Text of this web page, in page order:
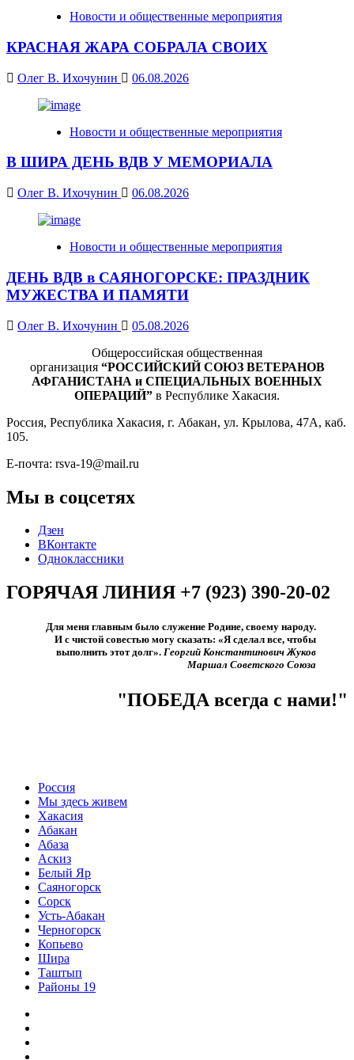
Новости и общественные мероприятия
КРАСНАЯ ЖАРА СОБРАЛА СВОИХ
Олег В. Ихочунин 06.08.2026
Новости и общественные мероприятия
В ШИРА ДЕНЬ ВДВ У МЕМОРИАЛА
Олег В. Ихочунин 06.08.2026
Новости и общественные мероприятия
ДЕНЬ ВДВ в САЯНОГОРСКЕ: ПРАЗДНИК
МУЖЕСТВА И ПАМЯТИ
Олег В. Ихочунин
05.08.2026
Общероссийская общественная
организация “РОССИЙСКИЙ СОЮЗ ВЕТЕРАНОВ
АФГАНИСТАНА и СПЕЦИАЛЬНЫХ ВОЕННЫХ
ОПЕРАЦИЙ” в Республике Хакасия.
Россия, Республика Хакасия, г. Абакан, ул. Крылова, 47А, каб.
105.
Е-почта: rsva-19@mail.ru
Мы в соцсетях
Дзен
ВКонтакте
Одноклассники
ГОРЯЧАЯ ЛИНИЯ +7 (923) 390-20-02
Для меня главным было служение Родине, своему народу.
И с чистой совестью могу сказать: «Я сделал все, чтобы
выполнить этот долг».​ Георгий Константинович Жуков
Маршал Советского Союза
"ПОБЕДА всегда с нами!"
Россия
Мы здесь живем
Хакасия
Абакан
Абаза
Аскиз
Белый Яр
Саяногорск
Сорск
Усть-Абакан
Черногорск
Копьево
Шира
Таштып
Районы 19